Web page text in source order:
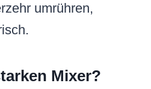
umrühren,
Mixer?